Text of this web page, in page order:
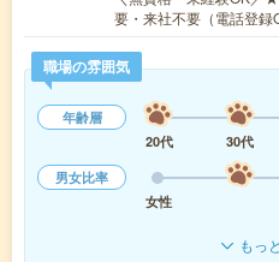
要・来社不要（電話登
職場の雰囲気
年齢層
20代
30代
男女比率
女性
もっ